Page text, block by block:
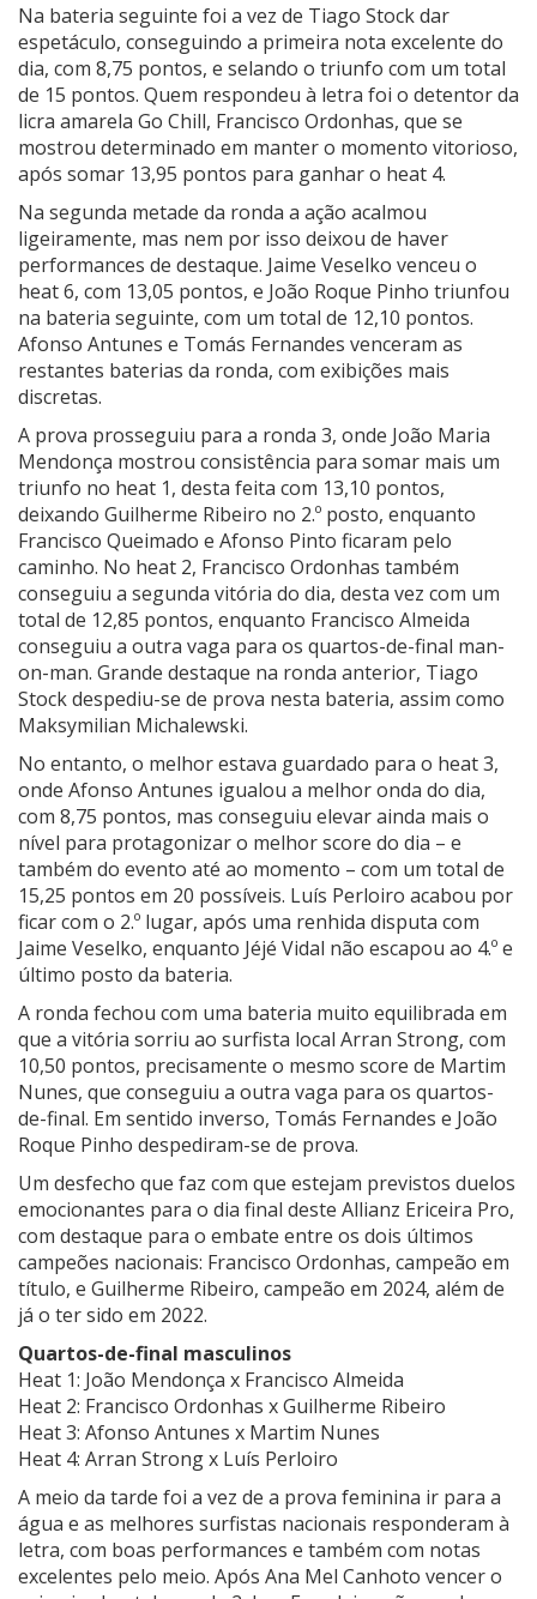
Na bateria seguinte foi a vez de Tiago Stock dar
espetáculo, conseguindo a primeira nota excelente do
dia, com 8,75 pontos, e selando o triunfo com um total
de 15 pontos. Quem respondeu à letra foi o detentor da
licra amarela Go Chill, Francisco Ordonhas, que se
mostrou determinado em manter o momento vitorioso,
após somar 13,95 pontos para ganhar o heat 4.
Na segunda metade da ronda a ação acalmou
ligeiramente, mas nem por isso deixou de haver
performances de destaque. Jaime Veselko venceu o
heat 6, com 13,05 pontos, e João Roque Pinho triunfou
na bateria seguinte, com um total de 12,10 pontos.
Afonso Antunes e Tomás Fernandes venceram as
restantes baterias da ronda, com exibições mais
discretas.
A prova prosseguiu para a ronda 3, onde João Maria
Mendonça mostrou consistência para somar mais um
triunfo no heat 1, desta feita com 13,10 pontos,
deixando Guilherme Ribeiro no 2.º posto, enquanto
Francisco Queimado e Afonso Pinto ficaram pelo
caminho. No heat 2, Francisco Ordonhas também
conseguiu a segunda vitória do dia, desta vez com um
total de 12,85 pontos, enquanto Francisco Almeida
conseguiu a outra vaga para os quartos-de-final man-
on-man. Grande destaque na ronda anterior, Tiago
Stock despediu-se de prova nesta bateria, assim como
Maksymilian Michalewski.
No entanto, o melhor estava guardado para o heat 3,
onde Afonso Antunes igualou a melhor onda do dia,
com 8,75 pontos, mas conseguiu elevar ainda mais o
nível para protagonizar o melhor score do dia – e
também do evento até ao momento – com um total de
15,25 pontos em 20 possíveis. Luís Perloiro acabou por
ficar com o 2.º lugar, após uma renhida disputa com
Jaime Veselko, enquanto Jéjé Vidal não escapou ao 4.º e
último posto da bateria.
A ronda fechou com uma bateria muito equilibrada em
que a vitória sorriu ao surfista local Arran Strong, com
10,50 pontos, precisamente o mesmo score de Martim
Nunes, que conseguiu a outra vaga para os quartos-
de-final. Em sentido inverso, Tomás Fernandes e João
Roque Pinho despediram-se de prova.
Um desfecho que faz com que estejam previstos duelos
emocionantes para o dia final deste Allianz Ericeira Pro,
com destaque para o embate entre os dois últimos
campeões nacionais: Francisco Ordonhas, campeão em
título, e Guilherme Ribeiro, campeão em 2024, além de
já o ter sido em 2022.
Quartos-de-final masculinos
Heat 1: João Mendonça x Francisco Almeida
Heat 2: Francisco Ordonhas x Guilherme Ribeiro
Heat 3: Afonso Antunes x Martim Nunes
Heat 4: Arran Strong x Luís Perloiro
A meio da tarde foi a vez de a prova feminina ir para a
água e as melhores surfistas nacionais responderam à
letra, com boas performances e também com notas
excelentes pelo meio. Após Ana Mel Canhoto vencer o